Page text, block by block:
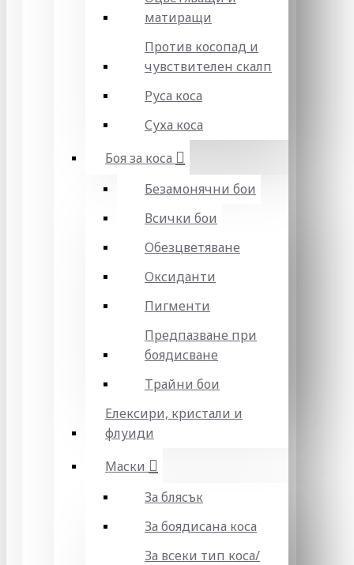
матиращи
Против косопад и
чувствителен скалп
Руса коса
Суха коса
Боя за коса
Безамонячни бои
Всички бои
Обезцветяване
Оксиданти
Пигменти
Предпазване при
боядисване
Трайни бои
Елексири, кристали и
флуиди
Маски
За блясък
За боядисана коса
За всеки тип коса/